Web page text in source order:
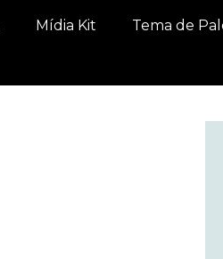
Mídia Kit
Tema de